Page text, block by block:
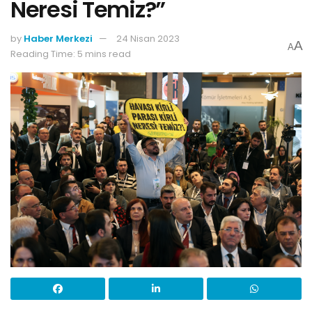
Neresi Temiz?”
by Haber Merkezi
24 Nisan 2023
Reading Time: 5 mins read
AA